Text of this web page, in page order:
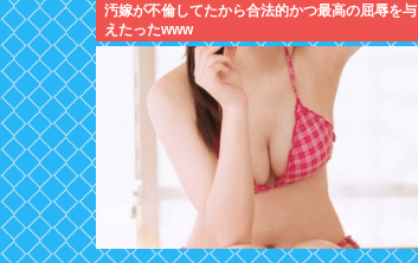
汚嫁が不倫してたから合法的かつ最高の屈辱を与
えたったwww